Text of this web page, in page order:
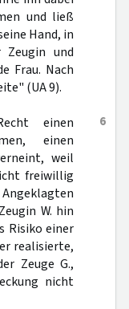
und ließ
Hand, in
und
Frau. Nach
(UA 9).
6
einen
einen
weil
freiwillig
W. hin
Risiko einer
realisierte,
Zeuge G.,
nicht